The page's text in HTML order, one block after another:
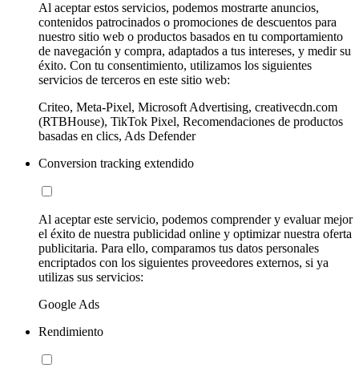
Al aceptar estos servicios, podemos mostrarte anuncios,
contenidos patrocinados o promociones de descuentos para
nuestro sitio web o productos basados en tu comportamiento
de navegación y compra, adaptados a tus intereses, y medir su
éxito. Con tu consentimiento, utilizamos los siguientes
servicios de terceros en este sitio web:
Criteo, Meta-Pixel, Microsoft Advertising, creativecdn.com
(RTBHouse), TikTok Pixel, Recomendaciones de productos
basadas en clics, Ads Defender
Conversion tracking extendido
Al aceptar este servicio, podemos comprender y evaluar mejor
el éxito de nuestra publicidad online y optimizar nuestra oferta
publicitaria. Para ello, comparamos tus datos personales
encriptados con los siguientes proveedores externos, si ya
utilizas sus servicios:
Google Ads
Rendimiento